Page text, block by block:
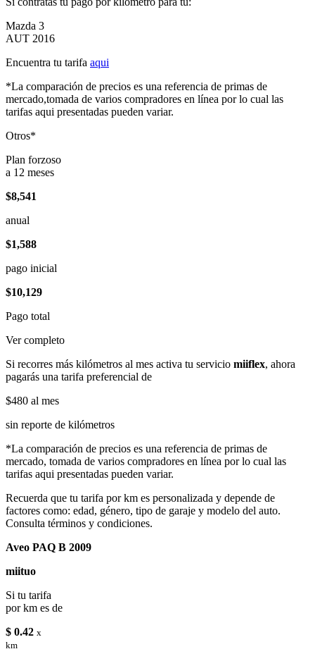
Mazda 3
AUT 2016
Encuentra tu tarifa aqui
*La comparación de precios es una referencia de primas de
mercado,tomada de varios compradores en línea por lo cual las
tarifas aqui presentadas pueden variar.
Otros*
Plan forzoso
a 12 meses
$8,541
anual
$1,588
pago inicial
$10,129
Pago total
Ver completo
Si recorres más kilómetros al mes activa tu servicio miiflex, ahora
pagarás una tarifa preferencial de
$480 al mes
sin reporte de kilómetros
*La comparación de precios es una referencia de primas de
mercado, tomada de varios compradores en línea por lo cual las
tarifas aqui presentadas pueden variar.
Recuerda que tu tarifa por km es personalizada y depende de
factores como: edad, género, tipo de garaje y modelo del auto.
Consulta términos y condiciones.
Aveo PAQ B 2009
miituo
Si tu tarifa
por km es de
$ 0.42 x
km